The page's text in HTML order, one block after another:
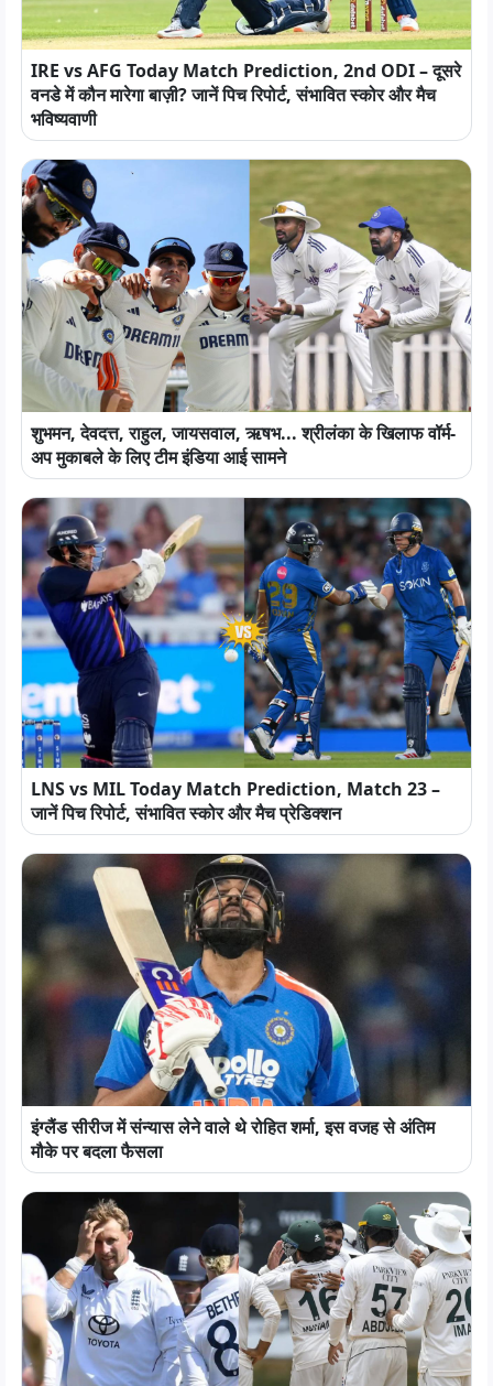
IRE vs AFG Today Match Prediction, 2nd ODI – दूसरे
वनडे में कौन मारेगा बाज़ी? जानें पिच रिपोर्ट, संभावित स्कोर और मैच
भविष्यवाणी
शुभमन, देवदत्त, राहुल, जायसवाल, ऋषभ... श्रीलंका के खिलाफ वॉर्म-
अप मुकाबले के लिए टीम इंडिया आई सामने
LNS vs MIL Today Match Prediction, Match 23 –
जानें पिच रिपोर्ट, संभावित स्कोर और मैच प्रेडिक्शन
इंग्लैंड सीरीज में संन्यास लेने वाले थे रोहित शर्मा, इस वजह से अंतिम
मौके पर बदला फैसला